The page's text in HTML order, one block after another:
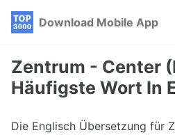
Skip
navigation
Skip
Skip
Download Mobile App
Zentrum - Center
Häufigste Wort In
Die Englisch Übersetzung für